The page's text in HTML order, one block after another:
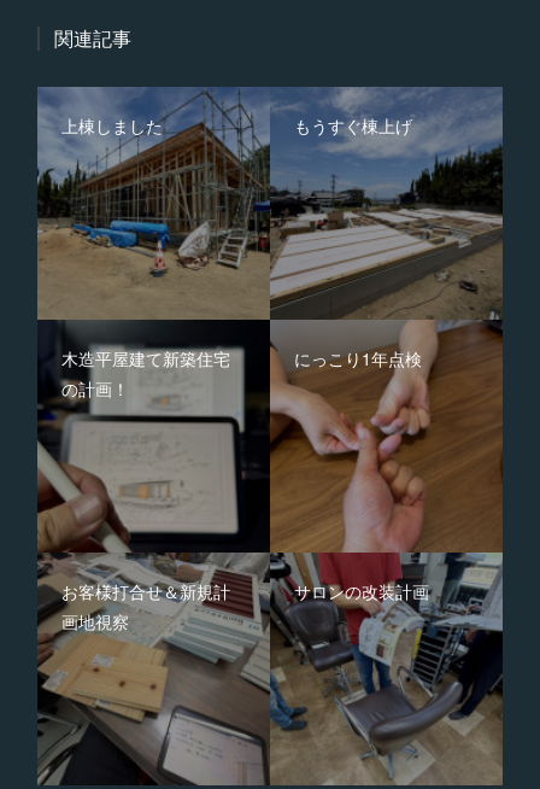
関連記事
上棟しました もうすぐ棟上げ
木造平屋建て新築住宅
の計画！
にっこり1年点検
お客様打合せ＆新規計
画地視察
サロンの改装計画